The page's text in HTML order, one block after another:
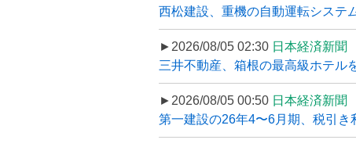
西松建設、重機の自動運転システ
►2026/08/05 02:30 日本経済新聞
三井不動産、箱根の最高級ホテル
►2026/08/05 00:50 日本経済新聞
第一建設の26年4〜6月期、税引き